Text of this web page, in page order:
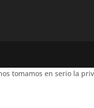
tomamos en serio la